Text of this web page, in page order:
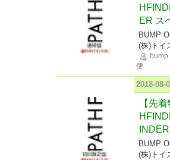
ER ス
BUMP
(株)トイ
便
2018-08-
【先
BUMP
(株)トイ